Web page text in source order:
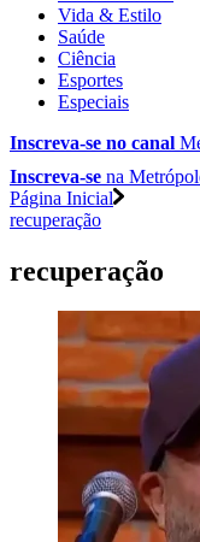
Vida & Estilo
Saúde
Ciência
Esportes
Especiais
Inscreva-se no canal
Inscreva-se na
Página Inicial
recuperação
recuperação